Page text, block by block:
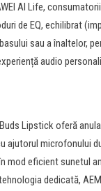
AI Life,
de EQ, echilibrat
sau a înaltelor,
audio
Lipstick oferă
ajutorul microfonului
mod eficient sunetul
dedicată,